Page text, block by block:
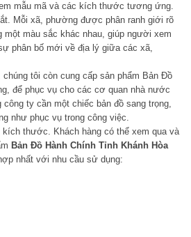
mẫu mã và các kích thước tương ứng.
Mỗi xã, phường được phân ranh giới rõ
một màu sắc khác nhau, giúp người xem
phân bố mới về địa lý giữa các xã,
tôi còn cung cấp sản phẩm Bản Đồ
để phục vụ cho các cơ quan nhà nước
ty cần một chiếc bản đồ sang trọng,
như phục vụ trong công việc.
kích thước. Khách hàng có thể xem qua và
Bản Đồ Hành Chính Tỉnh Khánh Hòa
nhất với nhu cầu sử dụng: